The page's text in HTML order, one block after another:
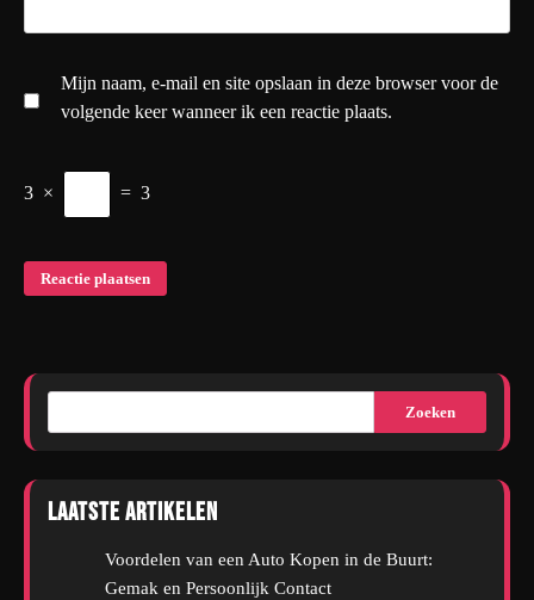
Mijn naam, e-mail en site opslaan in deze browser voor de
volgende keer wanneer ik een reactie plaats.
3 × = 3
Zoeken
Laatste artikelen
Voordelen van een Auto Kopen in de Buurt:
Gemak en Persoonlijk Contact